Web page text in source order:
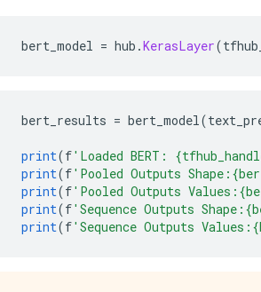
bert_model = hub .KerasLayer(
bert_results = bert_model(
print(f'Loaded BERT:
print(f'Pooled Outputs
print(f'Pooled Outputs
print(f'Sequence Outputs
print(f'Sequence Outputs